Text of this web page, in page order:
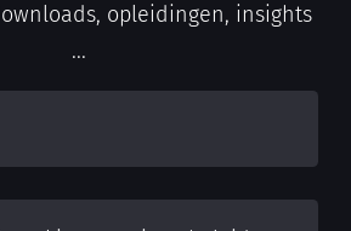
opleidingen, insights
...